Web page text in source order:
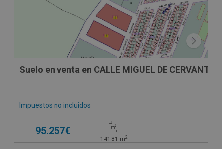
Suelo en venta en CALLE MIGUEL DE
Impuestos no incluidos
95.257€
141,81 m2